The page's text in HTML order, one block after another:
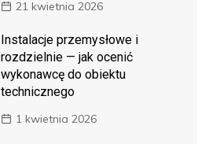
21 kwietnia 2026
Instalacje przemysłowe i
rozdzielnie — jak ocenić
wykonawcę do obiektu
technicznego
1 kwietnia 2026